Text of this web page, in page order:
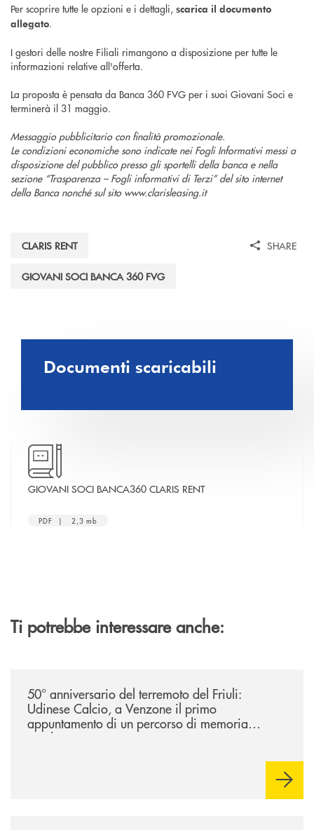
Per scoprire tutte le opzioni e i dettagli, scarica il documento
allegato.
I gestori delle nostre Filiali rimangono a disposizione per tutte le
informazioni relative all'offerta.
La proposta è pensata da Banca 360 FVG per i suoi Giovani Soci e
terminerà il 31 maggio.
Messaggio pubblicitario con finalità promozionale.
Le condizioni economiche sono indicate nei Fogli Informativi messi a
disposizione del pubblico presso gli sportelli della banca e nella
sezione “Trasparenza – Fogli informativi di Terzi” del sito internet
della Banca nonché sul sito www.clarisleasing.it
CLARIS RENT
GIOVANI SOCI BANCA 360 FVG
SHARE
Documenti scaricabili
GIOVANI SOCI BANCA360 CLARIS RENTapre una nuova finestra
PDF | 2,3 mb
Ti potrebbe interessare anche:
50° anniversario del terremoto del Friuli:
Udinese Calcio, a Venzone il primo
appuntamento di un percorso di memoria
condivisa